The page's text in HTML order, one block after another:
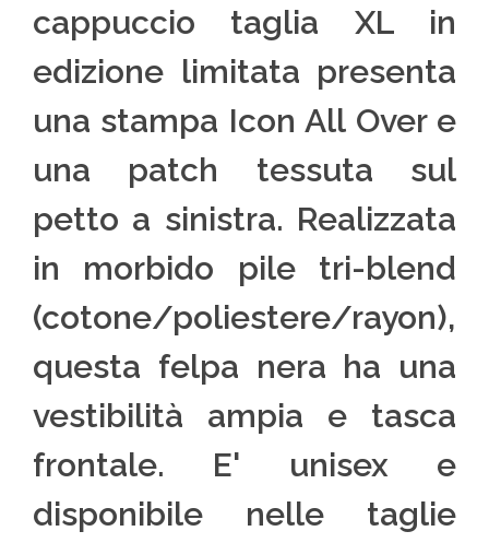
cappuccio taglia XL in
edizione limitata presenta
una stampa Icon All Over e
una patch tessuta sul
petto a sinistra. Realizzata
in morbido pile tri-blend
(cotone/poliestere/rayon),
questa felpa nera ha una
vestibilità ampia e tasca
frontale. E' unisex e
disponibile nelle taglie